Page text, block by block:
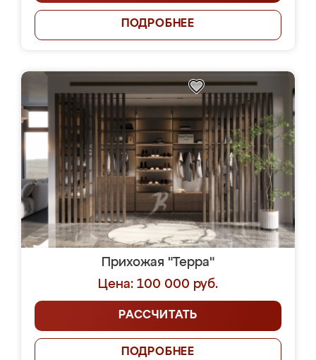
ПОДРОБНЕЕ
Прихожая "Терра"
Цена: 100 000 руб.
РАССЧИТАТЬ
ПОДРОБНЕЕ